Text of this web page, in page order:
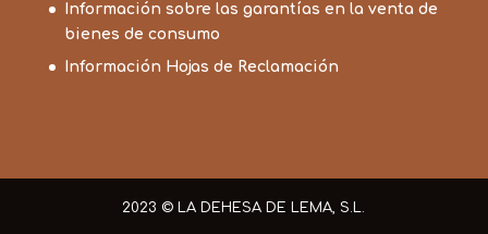
Información sobre las garantías en la venta de
bienes de consumo
Información Hojas de Reclamación
2023 © LA DEHESA DE LEMA, S.L.